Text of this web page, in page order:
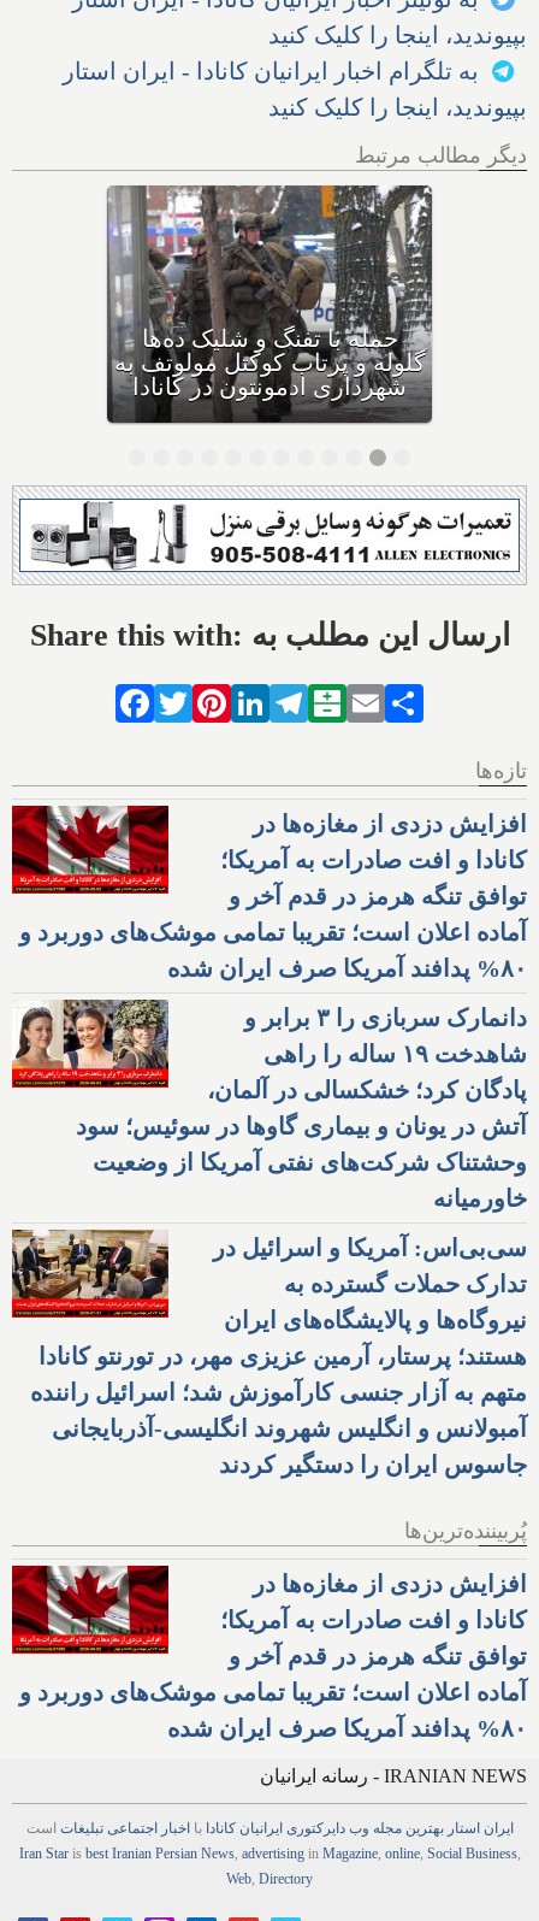
بپیوندید، اینجا را کلیک کنید
به تلگرام اخبار ایرانیان کانادا - ایران استار
بپیوندید، اینجا را کلیک کنید
دیگر مطالب مرتبط
بهداشت کانادا: این داروی
کودکان، ماست و چیا، را
مصرف نکنید و این تشک نیز
احتمال خفگی دارد
Share this with: ارسال این مطلب به
Facebook
TwitterPinterestLinkedIn
Telegram
Balatarin
Email
تازه‌ها
افزایش دزدی از مغازه‌ها در
کانادا و افت صادرات به آمریکا؛
توافق تنگه هرمز در قدم آخر و
آماده اعلان است؛ تقریبا تمامی موشک‌های دوربرد و
۸۰% پدافند آمریکا صرف ایران شده
دانمارک سربازی را ۳ برابر و
شاهدخت ۱۹ ساله را راهی
پادگان کرد؛ خشکسالی در آلمان،
آتش در یونان و بیماری گاوها در سوئیس؛ سود
وحشتناک شرکت‌های نفتی آمریکا از وضعیت
خاورمیانه
سی‌بی‌اس: آمریکا و اسرائیل در
تدارک حملات گسترده به
نیروگاه‌ها و پالایشگاه‌های ایران
هستند؛ پرستار، آرمین عزیزی مهر، در تورنتو کانادا
متهم به آزار جنسی کارآموزش شد؛ اسرائیل راننده
آمبولانس و انگلیس شهروند انگلیسی-آذربایجانی
جاسوس ایران را دستگیر کردند
پُربیننده‌ترین‌ها
افزایش دزدی از مغازه‌ها در
کانادا و افت صادرات به آمریکا؛
توافق تنگه هرمز در قدم آخر و
آماده اعلان است؛ تقریبا تمامی موشک‌های دوربرد و
۸۰% پدافند آمریکا صرف ایران شده
IRANIAN NEWS - رسانه ایرانیان
ایران استار بهترین مجله وب دایرکتوری ایرانیان کانادا با اخبار اجتماعی تبلیغات است
Iran Staris best Iranian Persian News, advertisingin Magazine, online, Social Business,
Web, Directory